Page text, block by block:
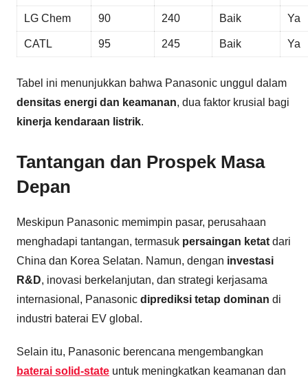
LG Chem 90 240 Baik Ya
CATL 95 245 Baik Ya
Tabel ini menunjukkan bahwa Panasonic unggul dalam
densitas energi dan keamanan, dua faktor krusial bagi
kinerja kendaraan listrik.
Tantangan dan Prospek Masa
Depan
Meskipun Panasonic memimpin pasar, perusahaan
menghadapi tantangan, termasuk persaingan ketat dari
China dan Korea Selatan. Namun, dengan investasi
R&D, inovasi berkelanjutan, dan strategi kerjasama
internasional, Panasonic diprediksi tetap dominan di
industri baterai EV global.
Selain itu, Panasonic berencana mengembangkan
baterai solid-state untuk meningkatkan keamanan dan